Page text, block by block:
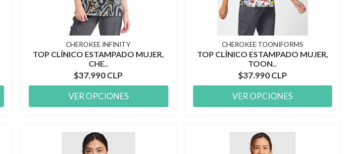
CHEROKEE INFINITY
TOP CLÍNICO ESTAMPADO MUJER,
CHE..
$37.990 CLP
VER OPCIONES
CHEROKEE TOONIFORMS
TOP CLÍNICO ESTAMPADO MUJER,
TOON..
$37.990 CLP
VER OPCIONES